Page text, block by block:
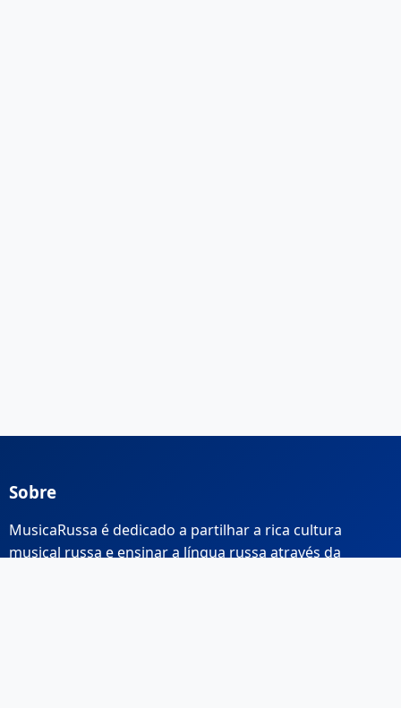
Sobre
MusicaRussa é dedicado a partilhar a rica cultura
musical russa e ensinar a língua russa através da